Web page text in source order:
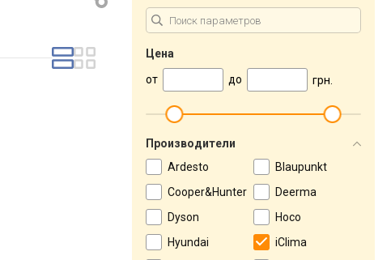
Цена
от
до грн.
Производители
Ardesto
Blaupunkt
Cooper&Hunter
Deerma
Dyson
Hoco
Hyundai
iClima